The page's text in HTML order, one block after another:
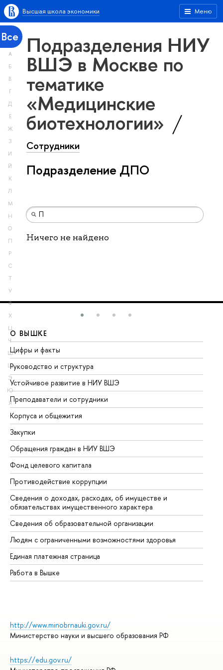
Меню
Высшая школа экономики
Все
А
Б
В
Г
Д
Е
Ж
З
И
Й
К
Л
М
Н
О
П
Р
С
Т
У
Ф
Х
Ц
Ч
Ш
Щ
Э
Ю
Я
Подразделения НИУ
ВШЭ в Москве по
тематике
«Медицинские
биотехнологии»
Сотрудники
Подразделение ДПО
Ничего не найдено
О ВЫШКЕ
Цифры и факты
Руководство и структура
Устойчивое развитие в НИУ ВШЭ
Преподаватели и сотрудники
Корпуса и общежития
Закупки
Обращения граждан в НИУ ВШЭ
Фонд целевого капитала
Противодействие коррупции
Сведения о доходах, расходах, об имуществе и
обязательствах имущественного характера
Сведения об образовательной организации
Людям с ограниченными возможностями здоровья
Единая платежная страница
Работа в Вышке
http://www.minobrnauki.gov.ru/
Министерство науки и высшего образования РФ
https://edu.gov.ru/